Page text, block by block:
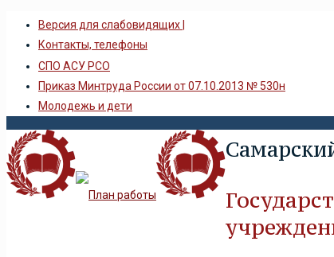
Версия для слабовидящих |
Контакты, телефоны
СПО АСУ РСО
Приказ Минтруда России от 07.10.2013 № 530н
Молодежь и дети